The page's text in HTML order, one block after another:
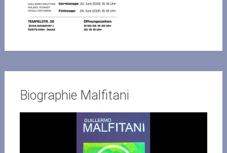
Biographie Malfitani